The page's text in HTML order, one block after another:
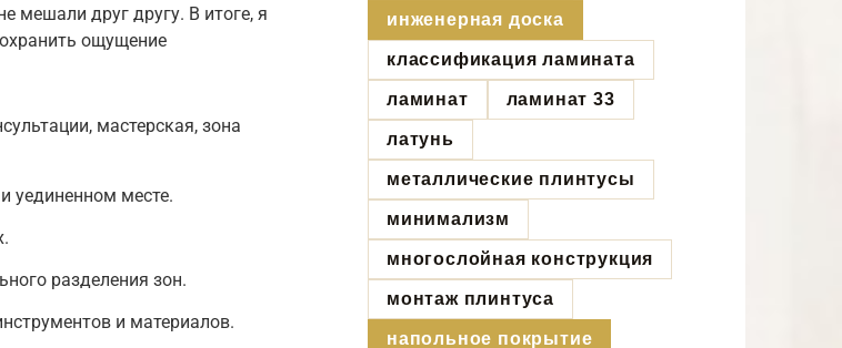
мешали друг другу. В итоге, я
ощущение
мастерская, зона
уединенном месте.
разделения зон.
и материалов.
инженерная доска
классификация ламината
ламинат ламинат 33
латунь
металлические плинтусы
минимализм
многослойная конструкция
монтаж плинтуса
напольное покрытие